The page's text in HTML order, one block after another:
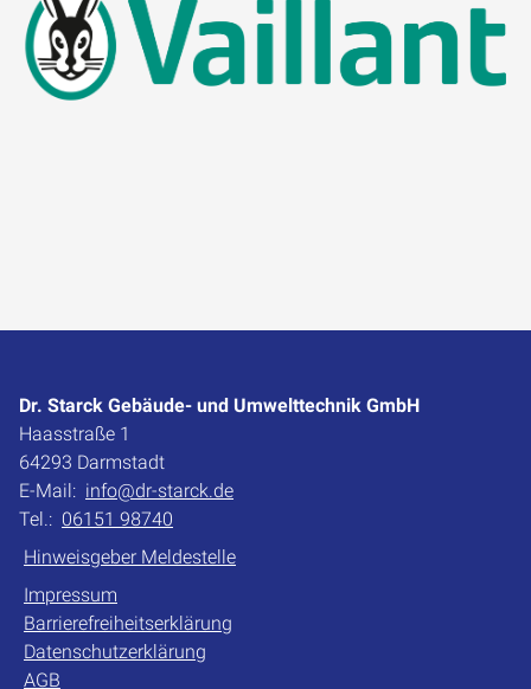
Dr. Starck Gebäude- und Umwelttechnik GmbH
Haasstraße 1
64293 Darmstadt
E-Mail: info@dr-starck.de
Tel.: 06151 98740
Hinweisgeber Meldestelle
Impressum
Barrierefreiheitserklärung
Datenschutzerklärung
AGB